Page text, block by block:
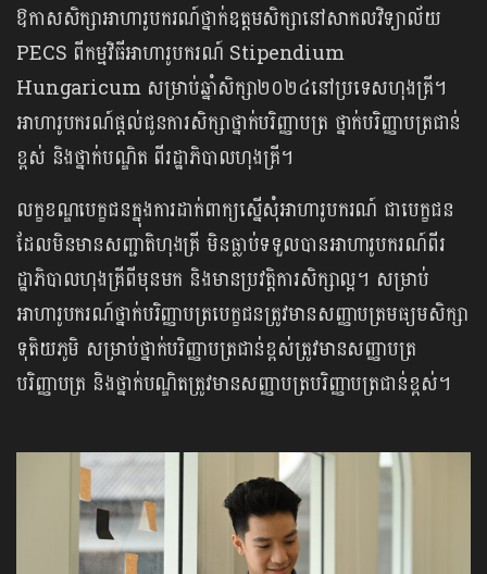
ឱកាសសិក្សាអាហារូបករណ៍ថ្នាក់ឧត្ដមសិក្សានៅសាកលវិទ្យាល័យ
PECS ពីកម្មវិធីអាហារូបករណ៍ Stipendium
Hungaricum សម្រាប់ឆ្នាំសិក្សា២០២៤នៅប្រទេសហុងគ្រី។
អាហារូបករណ៍ផ្ដល់ជូនការសិក្សាថ្នាក់បរិញ្ញាបត្រ ថ្នាក់បរិញ្ញាបត្រជាន់
ខ្ពស់ និងថ្នាក់បណ្ឌិត ពីរដ្ឋាភិបាលហុងគ្រី។
លក្ខខណ្ឌបេក្ខជនក្នុងការដាក់ពាក្យស្នើសុំអាហារូបករណ៍ ជាបេក្ខជន
ដែលមិនមានសញ្ជាតិហុងគ្រី មិនធ្លាប់ទទួលបានអាហារូបករណ៍ពីរ
ដ្ឋាភិបាលហុងគ្រីពីមុនមក និងមានប្រវត្តិការសិក្សាល្អ។ សម្រាប់
អាហារូបករណ៍ថ្នាក់បរិញ្ញាបត្របេក្ខជនត្រូវមានសញ្ញាបត្រមធ្យមសិក្សា
ទុតិយភូមិ សម្រាប់ថ្នាក់បរិញ្ញាបត្រជាន់ខ្ពស់ត្រូវមានសញ្ញាបត្រ
បរិញ្ញាបត្រ និងថ្នាក់បណ្ឌិតត្រូវមានសញ្ញាបត្របរិញ្ញាបត្រជាន់ខ្ពស់។